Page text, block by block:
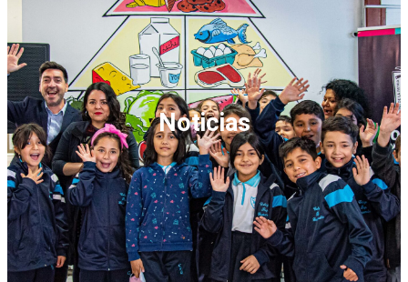
Noticias